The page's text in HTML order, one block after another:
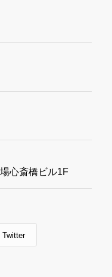
心斎橋ビル1F
Twitter